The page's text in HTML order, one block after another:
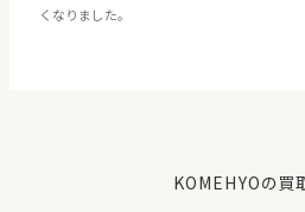
くなりました。
KOMEHYOの買